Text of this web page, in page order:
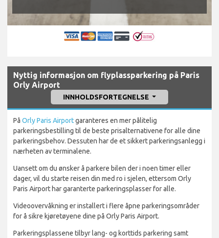
Nyttig informasjon om flyplassparkering på Paris
Orly Airport
INNHOLDSFORTEGNELSE
På Orly Paris Airportgaranteres en mer pålitelig
parkeringsbestilling til de beste prisalternativene for alle dine
parkeringsbehov. Dessuten har de et sikkert parkeringsanlegg i
nærheten av terminalene.
Uansett om du ønsker å parkere bilen der i noen timer eller
dager, vil du starte reisen din med ro i sjelen, ettersom Orly
Paris Airport har garanterte parkeringsplasser for alle.
Videoovervåkning er installert i flere åpne parkeringsområder
for å sikre kjøretøyene dine på Orly Paris Airport.
Parkeringsplassene tilbyr lang- og korttids parkering samt